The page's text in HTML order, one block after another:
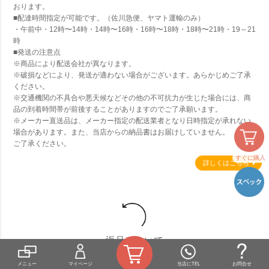
すぐに購入
おります。
■配達時間指定が可能です。（佐川急便、ヤマト運輸のみ）
・午前中・12時〜14時・14時〜16時・16時〜18時・18時〜21時・19～21
時
■発送の注意点
※商品により配送会社が異なります。
※破損などにより、発送が適わない場合がございます。あらかじめご了承
ください。
※交通機関の不具合や悪天候などその他の不可抗力が生じた場合には、商
品の到着時間帯が前後することがありますのでご了承願います。
※メーカー直送品は、メーカー指定の配送業者となり日時指定が承れない
場合があります。また、当店からの納品書はお届けしていません。
ご了承ください。
詳しくはこちら
返品について
お客様ご都合、イメージ違い、注文間違いでのご返品・交換はお断りして
メニュー マイページ 当店にTEL お問合せ